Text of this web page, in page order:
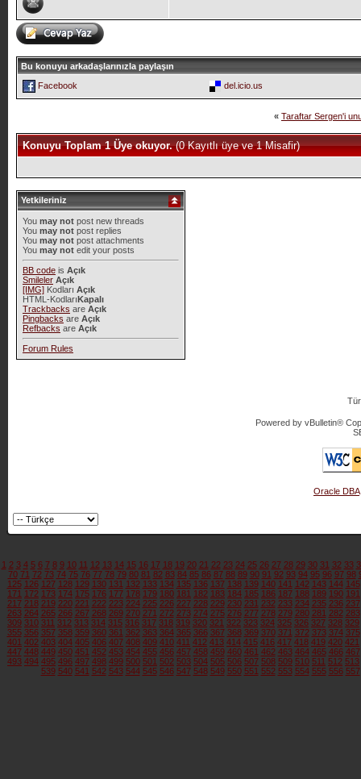
Bu konuyu arkadaşlarınızla paylaşın
Facebook
del.icio.us
« Taraftar Sergen'i
Konuyu Toplam 1 Üye okuyor.(0 Kayıtlı üye ve 1 Misafir)
Yetkileriniz
You may notpost new threads
You may notpost replies
You may notpost attachments
You may notedit your posts
BB codeis Açık
Smileler Açık
[IMG]Kodları Açık
HTML-KodlarıKapalı
Trackbacks are Açık
Pingbacks are Açık
Refbacks are Açık
Forum Rules
Powered by vBulletin®
Oracle DBA
1 2 3 4 5 6 7 8 9 10 11 12 13 14 15 16 17 18 19 20 21 22 23 24 25 26 27 28 29 30 31 32 33
70 71 72 73 74 75 76 77 78 79 80 81 82 83 84 85 86 87 88 89 90 91 92 93 94 95 96 97 98
125 126 127 128 129 130 131 132 133 134 135 136 137 138 139 140 141 142 143 144 145
171 172 173 174 175 176 177 178 179 180 181 182 183 184 185 186 187 188 189 190 191
217 218 219 220 221 222 223 224 225 226 227 228 229 230 231 232 233 234 235 236 237
263 264 265 266 267 268 269 270 271 272 273 274 275 276 277 278 279 280 281 282 283
309 310 311 312 313 314 315 316 317 318 319 320 321 322 323 324 325 326 327 328 329
355 356 357 358 359 360 361 362 363 364 365 366 367 368 369 370 371 372 373 374 375
401 402 403 404 405 406 407 408 409 410 411 412 413 414 415 416 417 418 419 420 421
447 448 449 450 451 452 453 454 455 456 457 458 459 460 461 462 463 464 465 466 467
493 494 495 496 497 498 499 500 501 502 503 504 505 506 507 508 509 510 511 512 513
539 540 541 542 543 544 545 546 547 548 549 550 551 552 553 554 555 556 557